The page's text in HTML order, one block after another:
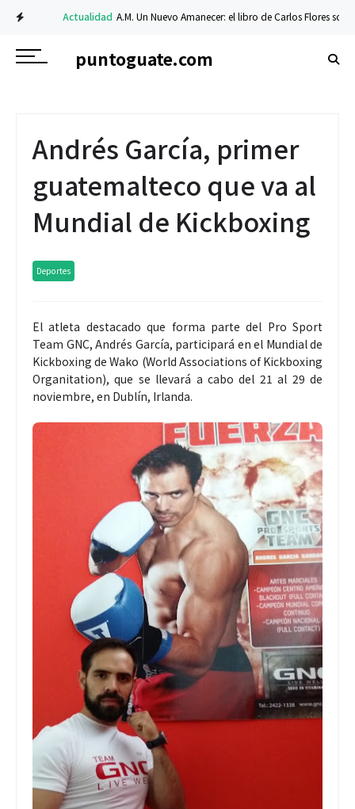
Actualidad A.M. Un Nuevo Amanecer: el libro de Carlos Flores sobre fe
puntoguate.com
Andrés García, primer
guatemalteco que va al
Mundial de Kickboxing
Deportes
El atleta destacado que forma parte del Pro Sport
Team GNC, Andrés García, participará en el Mundial de
Kickboxing de Wako (World Associations of Kickboxing
Organitation), que se llevará a cabo del 21 al 29 de
noviembre, en Dublín, Irlanda.